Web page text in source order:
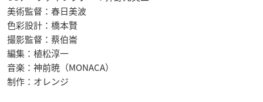
美術監督：春日美波
色彩設計：橋本賢
撮影監督：蔡伯崙
編集：植松淳一
音楽：神前暁（MONACA）
制作：オレンジ